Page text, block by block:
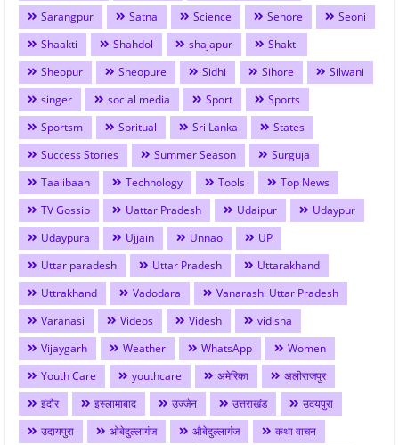
Sarangpur
Satna Science Sehore
Seoni
Shaakti
Shahdol shajapur
Shakti
Sheopur
Sheopure Sidhi Sihore
Silwani
singer
social media Sport
Sports
Sportsm
Spritual Sri Lanka
States
Success Stories
Summer Season
Surguja
Taalibaan
Technology Tools
Top News
TV Gossip
Uattar Pradesh Udaipur
Udaypur
Udaypura
Ujjain Unnao
UP
Uttar paradesh
Uttar Pradesh
Uttarakhand
Uttrakhand
Vadodara
Vanarashi Uttar Pradesh
Varanasi
Videos Videsh
vidisha
Vijaygarh
Weather WhatsApp
Women
Youth Care
youthcare अमेरिका
अलीराजपुर
इंदौर
इस्लामाबाद उज्जैन उत्तराखंड
उदयपुरा
उदायपुरा
ओबेदुल्लागंज औबेदुल्लागंज
कथा वाचन